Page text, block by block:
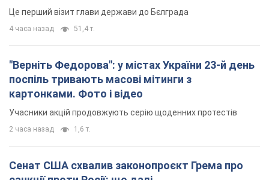
2 часа назад 1,6 т.
Сенат США схвалив законопроєкт Грема про
санкції проти Росії: що далі
Документ передбачає нові економічні обмеження
14 минут назад 3,7 т.